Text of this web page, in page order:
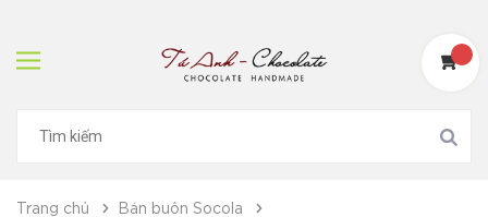
Trang chủ
Bán buôn Socola